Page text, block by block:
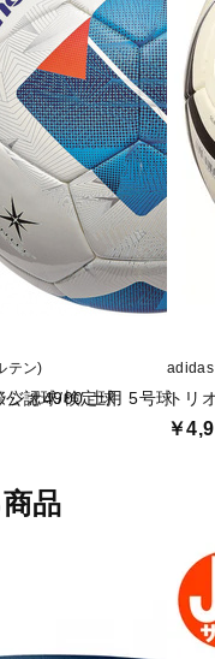
公認球/検定球
テン)
ジオ4900 土用 5号球トリ
￥
品